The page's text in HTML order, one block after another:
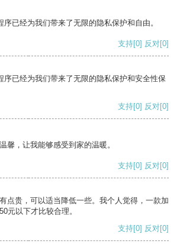
已经为我们带来了无限的隐私保护和自由。
支持[0] 反对[0]
序已经为我们带来了无限的隐私保护和安全性保
支持[0] 反对[0]
馨，让我能够感受到家的温暖。
支持[0] 反对[0]
点贵，可以适当降低一些。我个人觉得，一款加
元以下才比较合理。
支持[0] 反对[0]